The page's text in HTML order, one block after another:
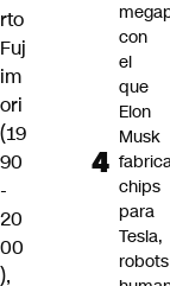
rto
Fuj
im
ori
(19
90
-
20
00
),
con
el
que
Elon
Musk
chips
para
Tesla,
robots